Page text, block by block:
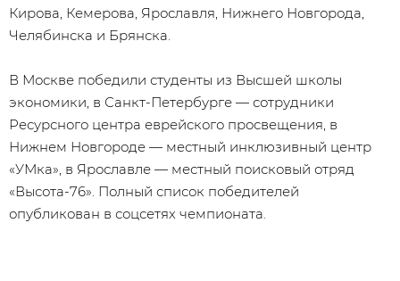
Кирова, Кемерова, Ярославля, Нижнего Новгорода,
Челябинска и Брянска.
В Москве победили студенты из Высшей школы
экономики, в Санкт-Петербурге — сотрудники
Ресурсного центра еврейского просвещения, в
Нижнем Новгороде — местный инклюзивный центр
«УМка», в Ярославле — местный поисковый отряд
«Высота-76». Полный список победителей
опубликован в соцсетях чемпионата.